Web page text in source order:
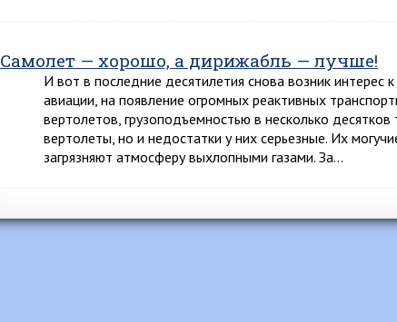
Самолет — хорошо, а дирижабль — лучше!
И вот в последние десятилетия снова возник интерес
авиации, на появление огромных реактивных
вертолетов, грузоподъемностью в несколько
вертолеты, но и недостатки у них серьезные. Их
загрязняют атмосферу выхлопными газами. За…